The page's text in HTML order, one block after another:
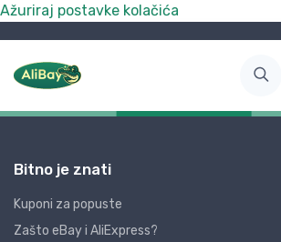
Ažuriraj postavke kolačića
Bitno je znati
Kuponi za popuste
Zašto eBay i AliExpress?